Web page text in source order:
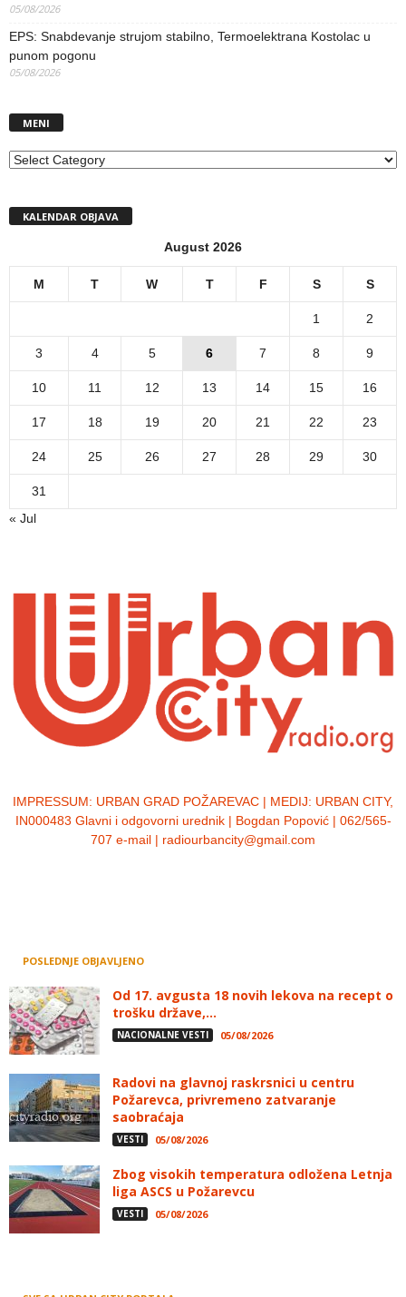
05/08/2026
EPS: Snabdevanje strujom stabilno, Termoelektrana Kostolac u
punom pogonu
05/08/2026
MENI
MENI
KALENDAR OBJAVA
August 2026
M T W T F S S
1 2
3 4 5 6 7 8 9
10 11 12 13 14 15 16
17 18 19 20 21 22 23
24 25 26 27 28 29 30
31
« Jul
IMPRESSUM: URBAN GRAD POŽAREVAC | MEDIJ: URBAN CITY,
IN000483 Glavni i odgovorni urednik | Bogdan Popović | 062/565-
707 e-mail | radiourbancity@gmail.com
POSLEDNJE OBJAVLJENO
Od 17. avgusta 18 novih lekova na recept o
trošku države,...
NACIONALNE VESTI 05/08/2026
Radovi na glavnoj raskrsnici u centru
Požarevca, privremeno zatvaranje
saobraćaja
VESTI 05/08/2026
Zbog visokih temperatura odložena Letnja
liga ASCS u Požarevcu
VESTI 05/08/2026